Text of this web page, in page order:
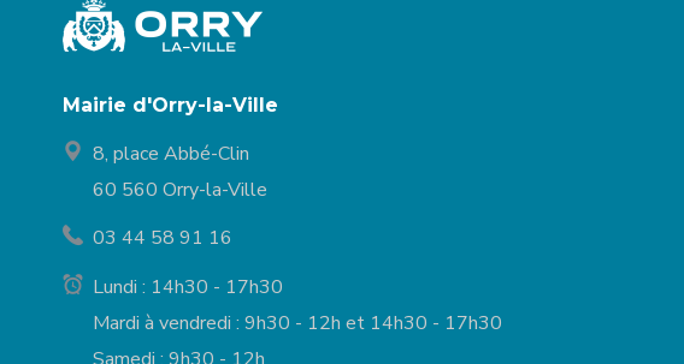
Mairie d'Orry-la-Ville
8, place Abbé-Clin
60 560 Orry-la-Ville
03 44 58 91 16
Lundi : 14h30 - 17h30
Mardi à vendredi : 9h30 - 12h et 14h30 - 17h30